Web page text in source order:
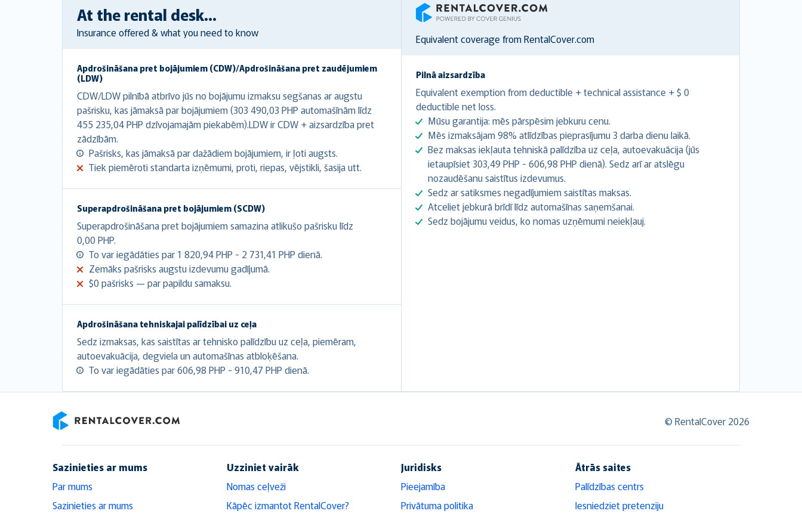
At the rental desk...
Insurance offered & what you need to know
Apdrošināšana pret bojājumiem (CDW)/Apdrošināšana pret zaudējumiem
(LDW)
CDW/LDW pilnībā atbrīvo jūs no bojājumu izmaksu segšanas ar augstu
pašrisku, kas jāmaksā par bojājumiem (303 490,03 PHP automašīnām līdz
455 235,04 PHP dzīvojamajām piekabēm).LDW ir CDW + aizsardzība pret
zādzībām.
Pašrisks, kas jāmaksā par dažādiem bojājumiem, ir ļoti augsts.
Tiek piemēroti standarta izņēmumi, proti, riepas, vējstikli, šasija utt.
Superapdrošināšana pret bojājumiem (SCDW)
Superapdrošināšana pret bojājumiem samazina atlikušo pašrisku līdz
0,00 PHP.
To var iegādāties par 1 820,94 PHP - 2 731,41 PHP dienā.
Zemāks pašrisks augstu izdevumu gadījumā.
$0 pašrisks — par papildu samaksu.
Apdrošināšana tehniskajai palīdzībai uz ceļa
Sedz izmaksas, kas saistītas ar tehnisko palīdzību uz ceļa, piemēram,
autoevakuācija, degviela un automašīnas atbloķēšana.
To var iegādāties par 606,98 PHP - 910,47 PHP dienā.
RentalCover
Equivalent coverage from RentalCover.com
Pilnā aizsardzība
Equivalent exemption from deductible + technical assistance + $ 0
deductible net loss.
Mūsu garantija: mēs pārspēsim jebkuru cenu.
Mēs izmaksājam 98% atlīdzības pieprasījumu 3 darba dienu laikā.
Bez maksas iekļauta tehniskā palīdzība uz ceļa, autoevakuācija (jūs
ietaupīsiet 303,49 PHP - 606,98 PHP dienā). Sedz arī ar atslēgu
nozaudēšanu saistītus izdevumus.
Sedz ar satiksmes negadījumiem saistītas maksas.
Atceliet jebkurā brīdī līdz automašīnas saņemšanai.
Sedz bojājumu veidus, ko nomas uzņēmumi neiekļauj.
© RentalCover 2026
Sazinieties ar mums
Par mums
Sazinieties ar mums
Uzziniet vairāk
Nomas ceļveži
Kāpēc izmantot RentalCover?
Juridisks
Pieejamība
Privātuma politika
Ātrās saites
Palīdzības centrs
Iesniedziet pretenziju